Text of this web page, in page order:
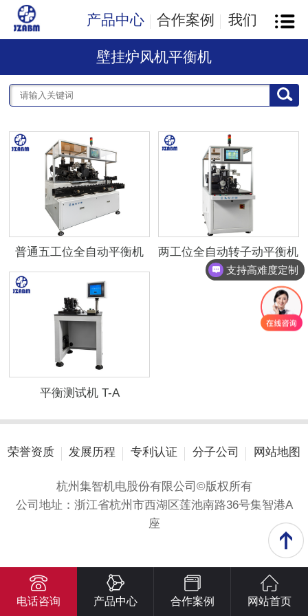
产品中心 合作案例 我们
壁挂炉风机平衡机
普通五工位全自动平衡机 两工位全自动转子动平衡机
平衡测试机 T-A
荣誉资质 发展历程 专利认证 分子公司 网站地图
杭州集智机电股份有限公司©版权所有
公司地址：浙江省杭州市西湖区莲池南路36号集智港A
座
电话咨询 产品中心 合作案例 网站首页
支持高难度定制